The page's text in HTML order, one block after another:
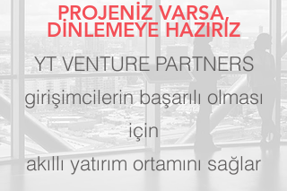
PROJENİZ VARSA,
DİNLEMEYE HAZIRIZ
YT VENTURE PARTNERS
girişimcilerin başarılı olması
için
akıllı yatırım ortamını sağlar